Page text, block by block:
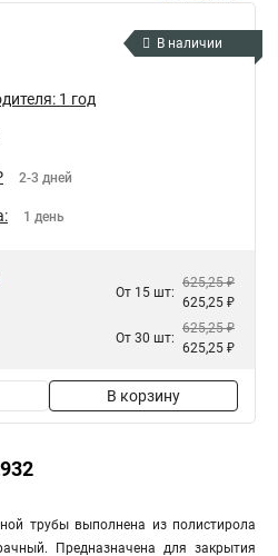
В наличии
1 год
2-3 дней
1 день
От 15 шт:
625,25 ₽
625,25 ₽
От 30 шт:
625,25 ₽
625,25 ₽
В корзину
трубы выполнена из полистирола
Предназначена для закрытия